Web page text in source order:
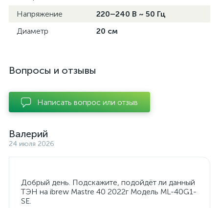
Напряжение
220–240 В ~ 50 Гц
Диаметр
20 см
Вопросы и отзывы
Написать вопрос или отзыв
Валерий
24 июля 2026
Добрый день. Подскажите, подойдёт ли данный
ТЭН на ibrew Mastre 40 2022г Модель ML-40G1-
SE.